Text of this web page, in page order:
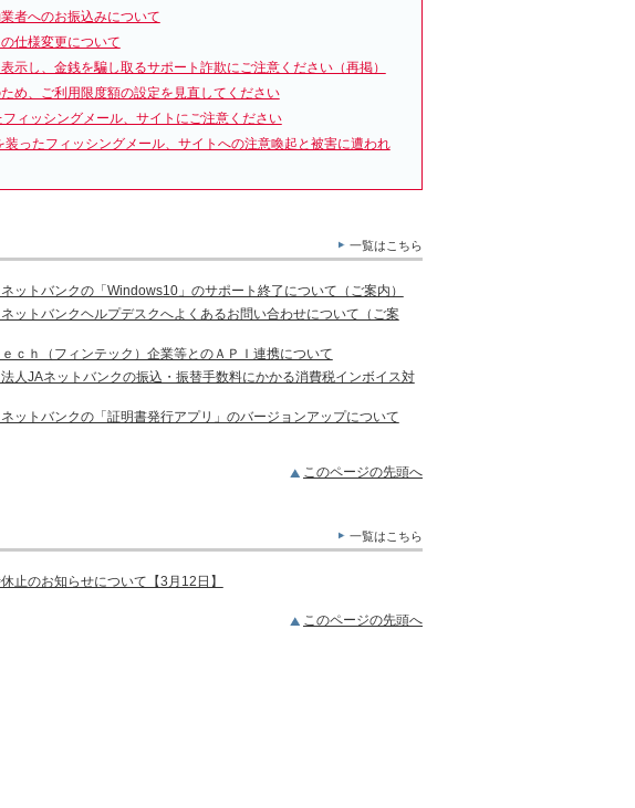
者へのお振込みについて
仕様変更について
示し、金銭を騙し取るサポート詐欺にご注意ください（再掲）
め、ご利用限度額の設定を見直してください
ィッシングメール、サイトにご注意ください
ったフィッシングメール、サイトへの注意喚起と被害に遭われ
一覧はこちら
ットバンクの「Windows10」のサポート終了について（ご案内）
ットバンクヘルプデスクへよくあるお問い合わせについて（ご案
ｃｈ（フィンテック）企業等とのＡＰＩ連携について
人JAネットバンクの振込・振替手数料にかかる消費税インボイス対
ットバンクの「証明書発行アプリ」のバージョンアップについて
このページの先頭へ
一覧はこちら
止のお知らせについて【3月12日】
このページの先頭へ